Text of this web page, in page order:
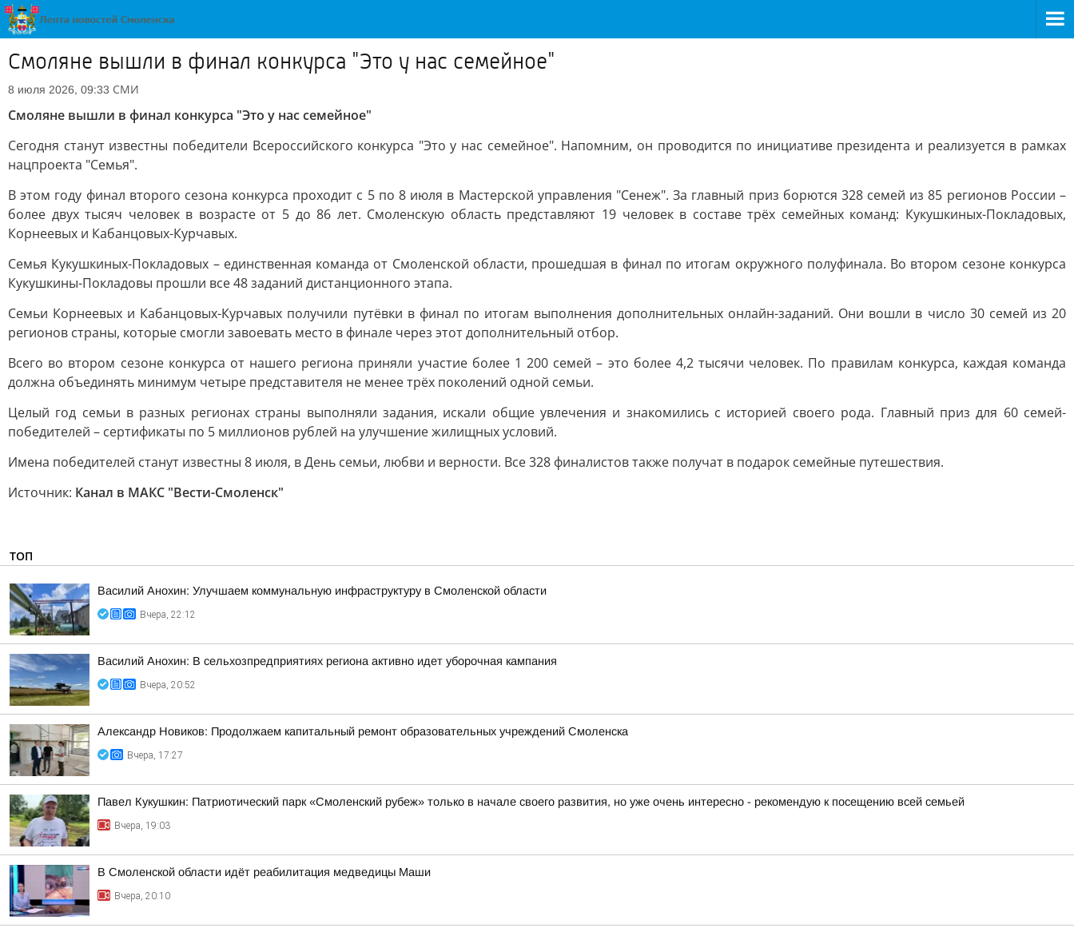
Смоляне вышли в финал конкурса "Это у нас семейное"
8 июля 2026, 09:33 СМИ
Смоляне вышли в финал конкурса "Это у нас семейное"
Сегодня станут известны победители Всероссийского конкурса "Это у нас семейное". Напомним, он проводится по инициативе президента и реализуется в рамках
нацпроекта "Семья".
В этом году финал второго сезона конкурса проходит с 5 по 8 июля в Мастерской управления "Сенеж". За главный приз борются 328 семей из 85 регионов России –
более двух тысяч человек в возрасте от 5 до 86 лет. Смоленскую область представляют 19 человек в составе трёх семейных команд: Кукушкиных-Покладовых,
Корнеевых и Кабанцовых-Курчавых.
Семья Кукушкиных-Покладовых – единственная команда от Смоленской области, прошедшая в финал по итогам окружного полуфинала. Во втором сезоне конкурса
Кукушкины-Покладовы прошли все 48 заданий дистанционного этапа.
Семьи Корнеевых и Кабанцовых-Курчавых получили путёвки в финал по итогам выполнения дополнительных онлайн-заданий. Они вошли в число 30 семей из 20
регионов страны, которые смогли завоевать место в финале через этот дополнительный отбор.
Всего во втором сезоне конкурса от нашего региона приняли участие более 1 200 семей – это более 4,2 тысячи человек. По правилам конкурса, каждая команда
должна объединять минимум четыре представителя не менее трёх поколений одной семьи.
Целый год семьи в разных регионах страны выполняли задания, искали общие увлечения и знакомились с историей своего рода. Главный приз для 60 семей-
победителей – сертификаты по 5 миллионов рублей на улучшение жилищных условий.
Имена победителей станут известны 8 июля, в День семьи, любви и верности. Все 328 финалистов также получат в подарок семейные путешествия.
Источник: Канал в МАКС "Вести-Смоленск"
ТОП
Василий Анохин: Улучшаем коммунальную инфраструктуру в Смоленской области
Вчера, 22:12
Василий Анохин: В сельхозпредприятиях региона активно идет уборочная кампания
Вчера, 20:52
Александр Новиков: Продолжаем капитальный ремонт образовательных учреждений Смоленска
Вчера, 17:27
Павел Кукушкин: Патриотический парк «Смоленский рубеж» только в начале своего развития, но уже очень интересно - рекомендую к посещению всей семьей
Вчера, 19:03
В Смоленской области идёт реабилитация медведицы Маши
Вчера, 20:10